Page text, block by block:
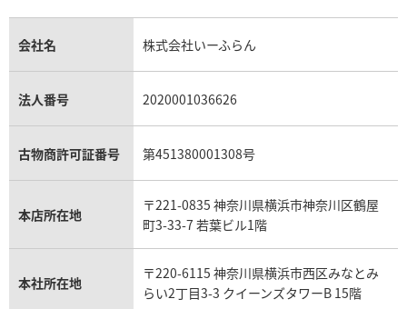
金貨買取
貴金属買取
銀・シルバー買取
パラジウム買取
トパーズ買取
タンザナイト買取
キャッツアイ買取
アクアマリン買取
パテック フィリップノーチラス買取
ヴァシュロン・コンスタンタン買取
オメガ買取
カルティエ買取
フランク ミュラー買取
リシャール・ミル買取
パネライ買取
チューダー（チュードル）買取
シャネル マトラッセ買取
セリーヌ買取
プラダ買取
ショーメ買取
ダミアーニ買取
モーブッサン買取
会社名 株式会社いーふらん
法人番号 2020001036626
古物商許可証番号 第451380001308号
本店所在地
〒221-0835 神奈川県横浜市神奈川区鶴屋
町3-33-7 若葉ビル1階
本社所在地
〒220-6115 神奈川県横浜市西区みなとみ
らい2丁目3-3 クイーンズタワーB 15階